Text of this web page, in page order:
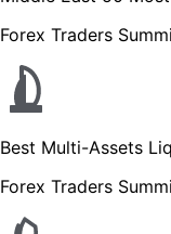
Forex Traders
Best Multi-Assets
Forex Traders